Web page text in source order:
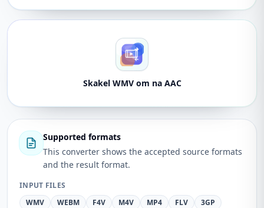
Skakel WMV om na AAC
Supported formats
This converter shows the accepted source formats
and the result format.
INPUT FILES
WMV
WEBM F4V M4V MP4 FLV
3GP